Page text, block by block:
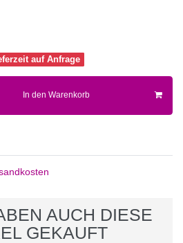
auf Anfrage
In den Warenkorb
AUCH DIESE
GEKAUFT